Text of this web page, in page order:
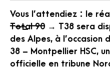
Vous l’attendiez : le
T̶o̶t̶a̶l̶ ̶9̶0̶ → T38 sera
des Alpes, à l’occasion
38 – Montpellier HSC,
officielle en tribune